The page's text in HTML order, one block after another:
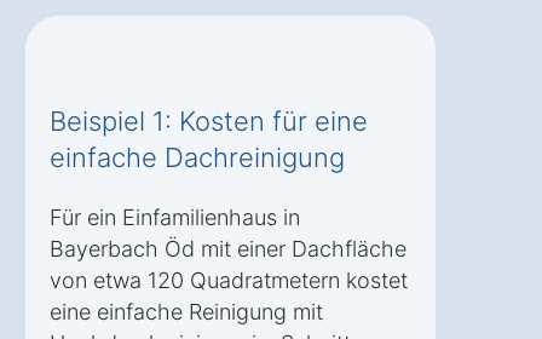
Beispiel 1: Kosten für eine
einfache Dachreinigung
Für ein Einfamilienhaus in
Bayerbach Öd mit einer Dachfläche
von etwa 120 Quadratmetern kostet
eine einfache Reinigung mit